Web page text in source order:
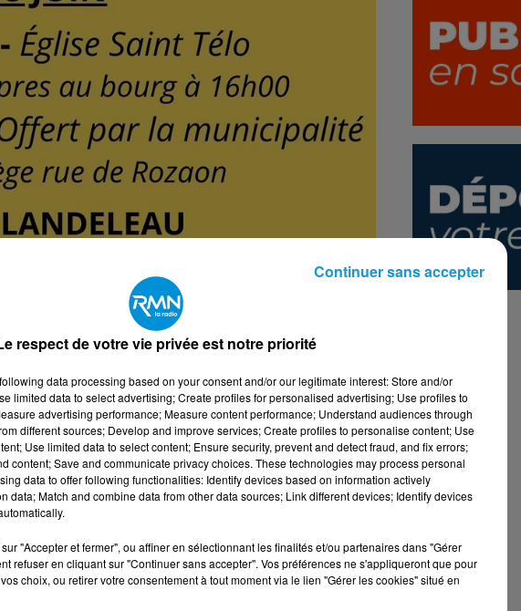
à partir de 13h au stade Roger LE FELL,
restauration sur place.
à partir de 20h.
Messe à Penity St Laurent à 11h et vêpres au
animée par DJ La descente à la salle
respect de votre vie privée est notre priorité
data processing based on your consent and/or our legitimate interest: Store and/or
limited data to select advertising; Create profiles for personalised advertising; Use profiles to
advertising performance; Measure content performance; Understand audiences through
different sources; Develop and improve services; Create profiles to personalise content; Use
Use limited data to select content; Ensure security, prevent and detect fraud, and fix errors;
content; Save and communicate privacy choices. These technologies may process personal
data to offer following functionalities: Identify devices based on information actively
data; Match and combine data from other data sources; Link different devices; Identify devices
"Accepter et fermer", ou affiner en sélectionnant les finalités et/ou partenaires dans "Gérer
refuser en cliquant sur "Continuer sans accepter". Vos préférences ne s'appliqueront que pour
choix, ou retirer votre consentement à tout moment via le lien "Gérer les cookies" situé en
Continuer sans accepter